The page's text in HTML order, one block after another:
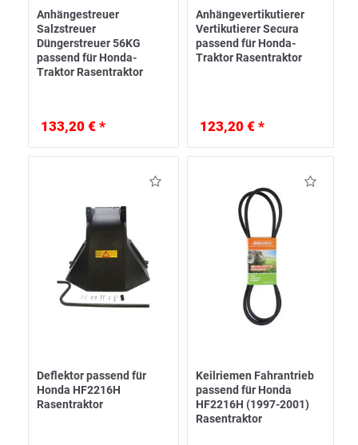
Anhängestreuer
Salzstreuer
Düngerstreuer 56KG
passend für Honda-
Traktor Rasentraktor
133,20 € *
Anhängevertikutierer
Vertikutierer Secura
passend für Honda-
Traktor Rasentraktor
123,20 € *
Deflektor passend für
Honda HF2216H
Rasentraktor
Keilriemen Fahrantrieb
passend für Honda
HF2216H (1997-2001)
Rasentraktor